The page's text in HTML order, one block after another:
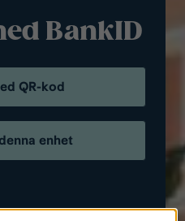
BankID
QR-kod
enhet
eller som företag